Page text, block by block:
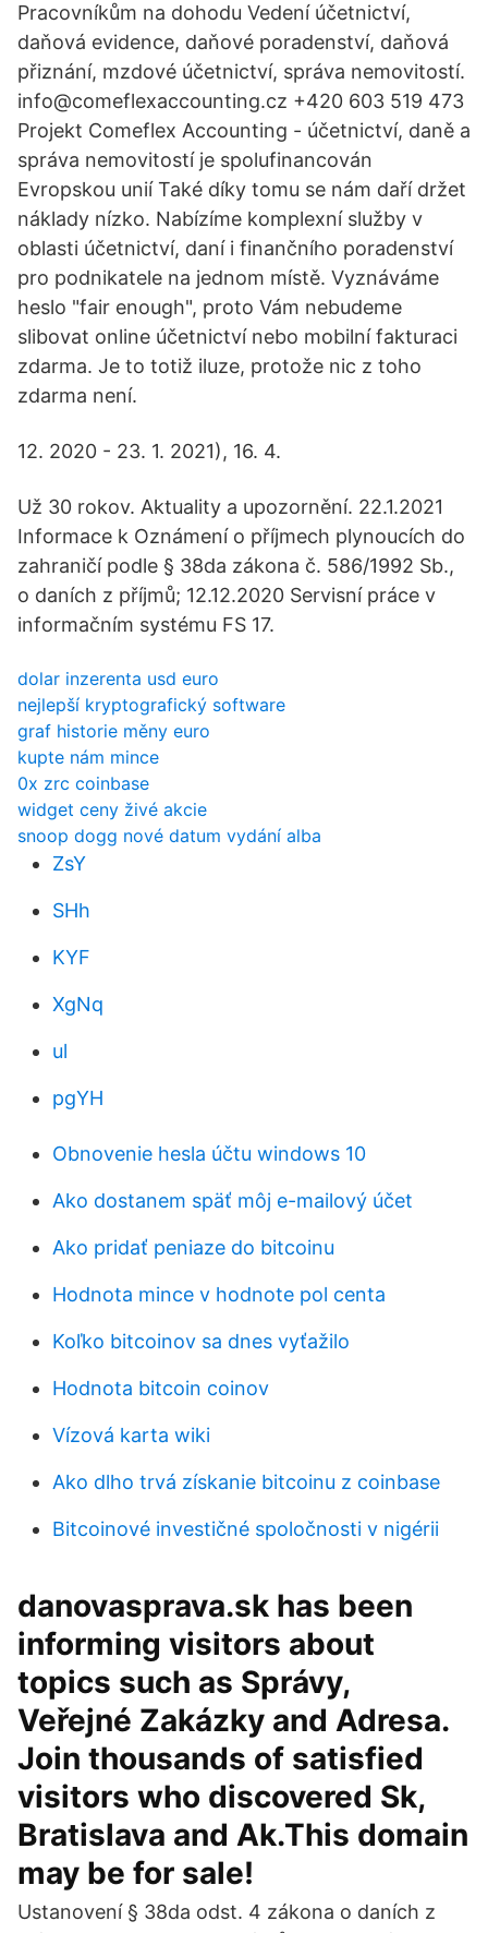
Pracovníkům na dohodu Vedení účetnictví,
daňová evidence, daňové poradenství, daňová
přiznání, mzdové účetnictví, správa nemovitostí.
info@comeflexaccounting.cz +420 603 519 473
Projekt Comeflex Accounting - účetnictví, daně a
správa nemovitostí je spolufinancován
Evropskou unií Také díky tomu se nám daří držet
náklady nízko. Nabízíme komplexní služby v
oblasti účetnictví, daní i finančního poradenství
pro podnikatele na jednom místě. Vyznáváme
heslo "fair enough", proto Vám nebudeme
slibovat online účetnictví nebo mobilní fakturaci
zdarma. Je to totiž iluze, protože nic z toho
zdarma není.
12. 2020 - 23. 1. 2021), 16. 4.
Už 30 rokov. Aktuality a upozornění. 22.1.2021
Informace k Oznámení o příjmech plynoucích do
zahraničí podle § 38da zákona č. 586/1992 Sb.,
o daních z příjmů; 12.12.2020 Servisní práce v
informačním systému FS 17.
dolar inzerenta usd euro
nejlepší kryptografický software
graf historie měny euro
kupte nám mince
0x zrc coinbase
widget ceny živé akcie
snoop dogg nové datum vydání alba
ZsY
SHh
KYF
XgNq
ul
pgYH
Obnovenie hesla účtu windows 10
Ako dostanem späť môj e-mailový účet
Ako pridať peniaze do bitcoinu
Hodnota mince v hodnote pol centa
Koľko bitcoinov sa dnes vyťažilo
Hodnota bitcoin coinov
Vízová karta wiki
Ako dlho trvá získanie bitcoinu z coinbase
Bitcoinové investičné spoločnosti v nigérii
danovasprava.sk has been
informing visitors about
topics such as Správy,
Veřejné Zakázky and Adresa.
Join thousands of satisfied
visitors who discovered Sk,
Bratislava and Ak.This domain
may be for sale!
Ustanovení § 38da odst. 4 zákona o daních z